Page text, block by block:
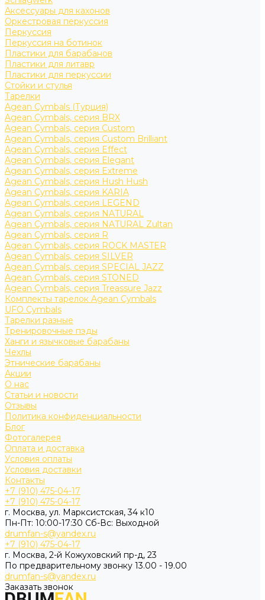
Аксессуары для кахонов
Оркестровая перкуссия
Перкуссия
Перкуссия на ботинок
Пластики для барабанов
Пластики для литавр
Пластики для перкуссии
Стойки и стулья
Тарелки
Agean Cymbals (Турция)
Agean Cymbals, серия BRX
Agean Cymbals, серия Custom
Agean Cymbals, серия Custom Brilliant
Agean Cymbals, серия Effect
Agean Cymbals, серия Elegant
Agean Cymbals, серия Extreme
Agean Cymbals, серия Hush Hush
Agean Cymbals, серия KARIA
Agean Cymbals, серия LEGEND
Agean Cymbals, серия NATURAL
Agean Cymbals, серия NATURAL Zultan
Agean Cymbals, серия R
Agean Cymbals, серия ROCK MASTER
Agean Cymbals, серия SILVER
Agean Cymbals, серия SPECIAL JAZZ
Agean Cymbals, серия STONED
Agean Cymbals, серия Treassure Jazz
Комплекты тарелок Agean Cymbals
UFO Cymbals
Тарелки разные
Тренировочные пэды
Ханги и язычковые барабаны
Чехлы
Этнические барабаны
Акции
О нас
Статьи и новости
Отзывы
Политика конфиденциальности
Блог
Фотогалерея
Оплата и доставка
Условия оплаты
Условия доставки
Контакты
+7 (910) 475-04-17
+7 (910) 475-04-17
г. Москва, ул. Марксистская, 34 к10
Пн-Пт: 10:00-17:30 Cб-Вс: Выходной
drumfan-s@yandex.ru
+7 (910) 475-04-17
г. Москва, 2-й Кожуховский пр-д, 23
По предварительному звонку 13.00 - 19.00
drumfan-s@yandex.ru
Заказать звонок